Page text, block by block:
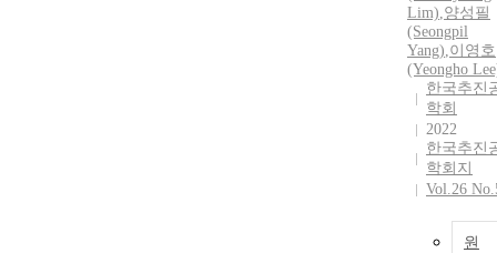
Lim),양성필
(Seongpil
Yang),이영호
(Yeongho
한국추진
학회
2022
한국추진
학회지
Vol.26
원